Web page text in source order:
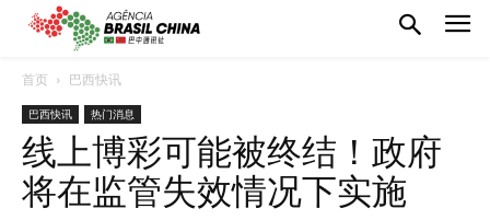
首页 巴西快讯
巴西快讯 热门消息
线上博彩可能被终结！政府
将在监管失效情况下实施